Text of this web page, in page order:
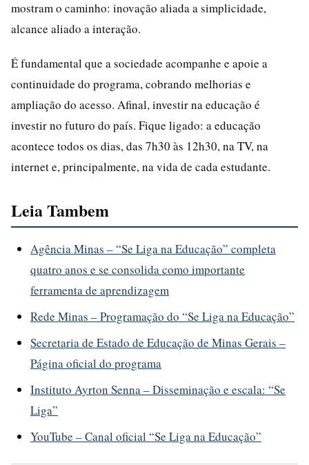
mostram o caminho: inovação aliada a simplicidade,
alcance aliado a interação.
É fundamental que a sociedade acompanhe e apoie a
continuidade do programa, cobrando melhorias e
ampliação do acesso. Afinal, investir na educação é
investir no futuro do país. Fique ligado: a educação
acontece todos os dias, das 7h30 às 12h30, na TV, na
internet e, principalmente, na vida de cada estudante.
Leia Tambem
Agência Minas – “Se Liga na Educação” completa
quatro anos e se consolida como importante
ferramenta de aprendizagem
Rede Minas – Programação do “Se Liga na Educação”
Secretaria de Estado de Educação de Minas Gerais –
Página oficial do programa
Instituto Ayrton Senna – Disseminação e escala: “Se
Liga”
YouTube – Canal oficial “Se Liga na Educação”